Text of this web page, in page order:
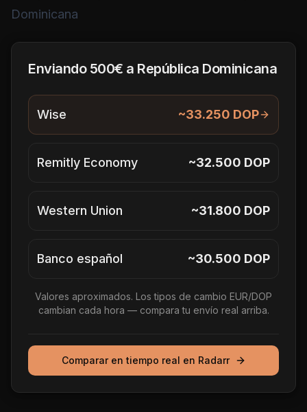
Dominicana
Enviando 500€ a República Dominicana
Wise ~33.250 DOP
Remitly Economy ~32.500 DOP
Western Union ~31.800 DOP
Banco español ~30.500 DOP
Valores aproximados. Los tipos de cambio EUR/DOP
cambian cada hora — compara tu envío real arriba.
Comparar en tiempo real en Radarr